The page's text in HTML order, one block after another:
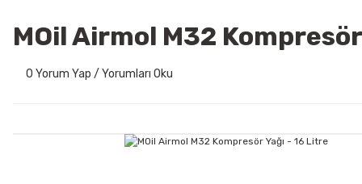
MOil Airmol M32
0 Yorum Yap / Yorumları Oku